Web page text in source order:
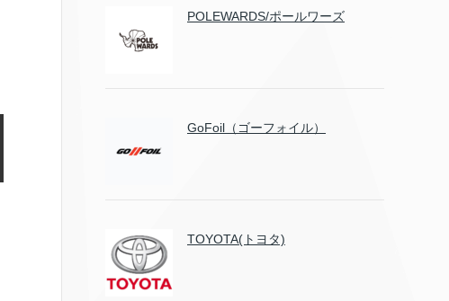
POLEWARDS/ポールワーズ
GoFoil（ゴーフォイル）
TOYOTA(トヨタ)